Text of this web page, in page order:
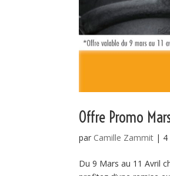
Offre Promo
par Camille Zammit | 4
Du 9 Mars au 11 Avril